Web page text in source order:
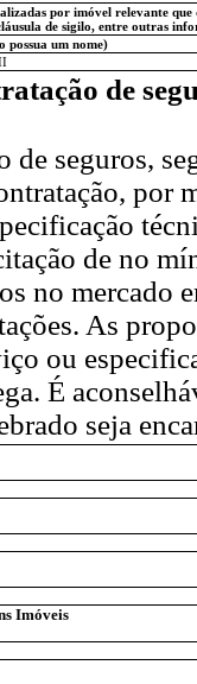
por imóvel relevante que
de sigilo, entre outras
possua um nome)
de
de seguros,
por
de no
no mercado
As
ou
É
seja
Imóveis